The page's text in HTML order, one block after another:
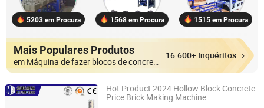
5203 em Procura 1568 em Procura 1515 em Procura
Mais Populares Produtos
em Máquina de fazer blocos de concreto
16.600+ Inquéritos
Hot Product 2024 Hollow Block Concrete
Price Brick Making Machine
Langfang Nianpeng International Trade Co., Ltd.